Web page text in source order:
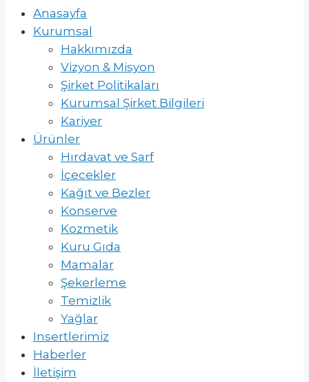
Anasayfa
Kurumsal
Hakkımızda
Vizyon & Misyon
Şirket Politikaları
Kurumsal Şirket Bilgileri
Kariyer
Ürünler
Hırdavat ve Sarf
İçecekler
Kağıt ve Bezler
Konserve
Kozmetik
Kuru Gıda
Mamalar
Şekerleme
Temizlik
Yağlar
Insertlerimiz
Haberler
İletişim